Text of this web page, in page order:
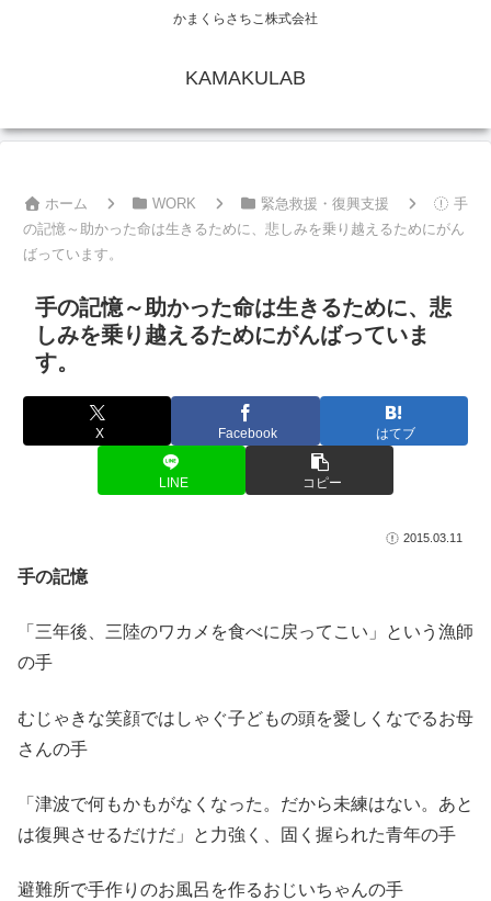
かまくらさちこ株式会社
KAMAKULAB
ホーム WORK 緊急救援・復興支援
手
の記憶～助かった命は生きるために、悲しみを乗り越えるためにがん
ばっています。
手の記憶～助かった命は生きるために、悲
しみを乗り越えるためにがんばっていま
す。
X Facebook はてブ
LINE コピー
2015.03.11
手の記憶
「三年後、三陸のワカメを食べに戻ってこい」という漁師
の手
むじゃきな笑顔ではしゃぐ子どもの頭を愛しくなでるお母
さんの手
「津波で何もかもがなくなった。だから未練はない。あと
は復興させるだけだ」と力強く、固く握られた青年の手
避難所で手作りのお風呂を作るおじいちゃんの手